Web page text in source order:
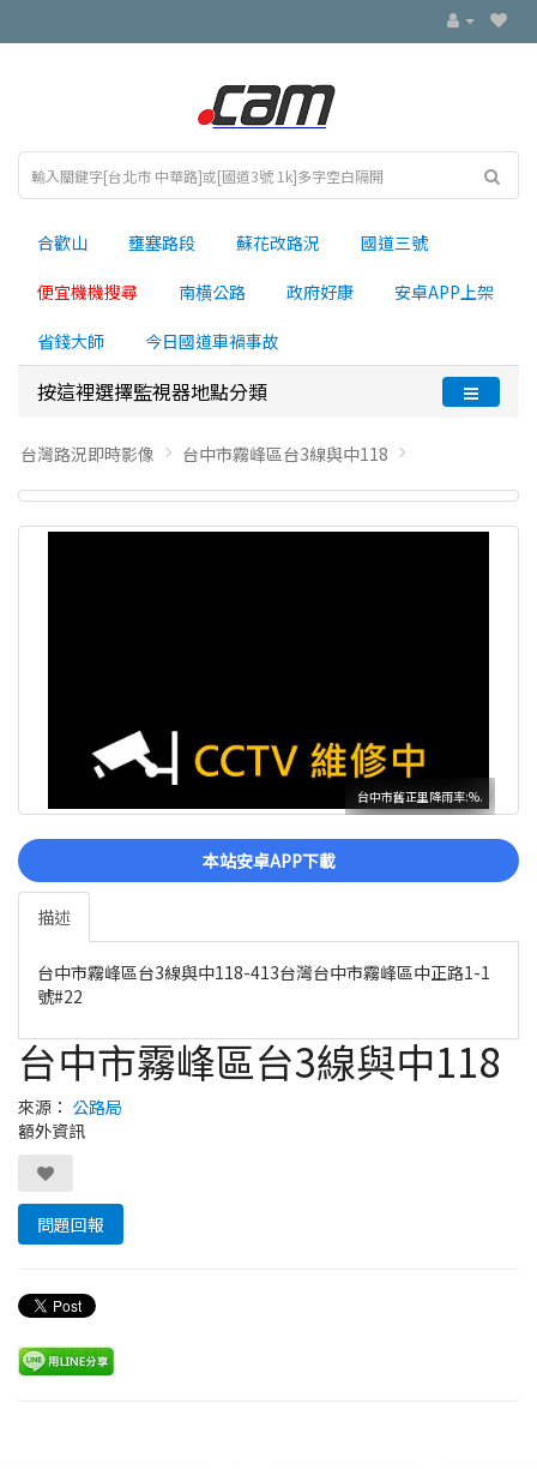
合歡山 壅塞路段 蘇花改路況 國道三號
便宜機機搜尋 南横公路 政府好康 安卓APP上架
省錢大師 今日國道車禍事故
按這裡選擇監視器地點分類
台灣路況即時影像 台中市霧峰區台3線與中118
台中市舊正里降雨率:%.
本站安卓APP下載
描述
台中市霧峰區台3線與中118-413台灣台中市霧峰區中正路1-1
號#22
台中市霧峰區台3線與中118
來源： 公路局
額外資訊
問題回報